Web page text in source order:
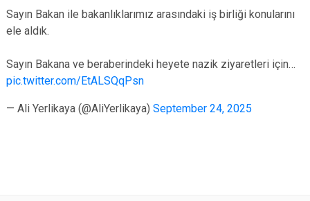
Sayın Bakan ile bakanlıklarımız arasındaki iş birliği konularını
ele aldık.
Sayın Bakana ve beraberindeki heyete nazik ziyaretleri için…
pic.twitter.com/EtALSQqPsn
— Ali Yerlikaya (@AliYerlikaya) September 24, 2025